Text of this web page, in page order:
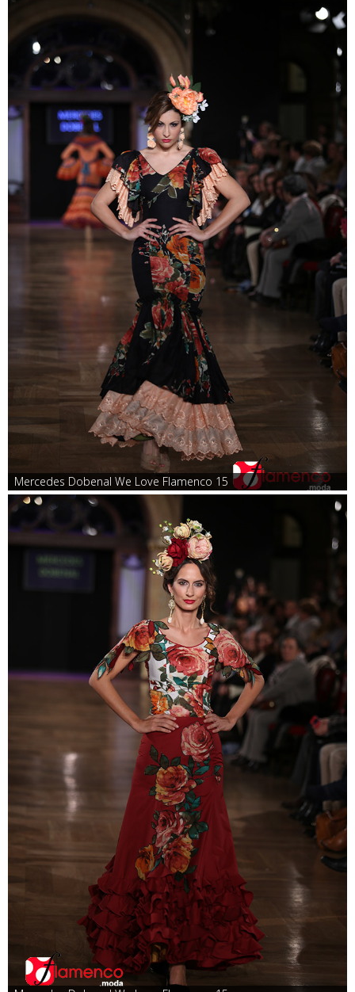
Mercedes Dobenal We Love Flamenco 15